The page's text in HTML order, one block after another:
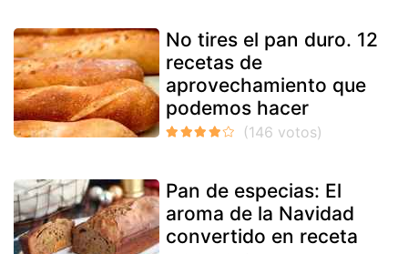
No tires el pan duro. 12
recetas de
aprovechamiento que
podemos hacer
Pan de especias: El
aroma de la Navidad
convertido en receta